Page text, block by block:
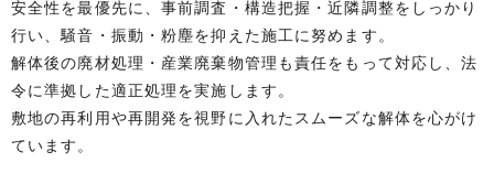
安全性を最優先に、事前調査・構造把握・近隣調整をしっかり
行い、騒音・振動・粉塵を抑えた施工に努めます。
解体後の廃材処理・産業廃棄物管理も責任をもって対応し、法
令に準拠した適正処理を実施します。
敷地の再利用や再開発を視野に入れたスムーズな解体を心がけ
ています。